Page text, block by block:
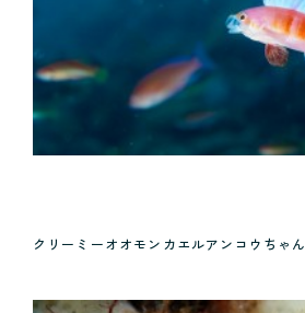
クリーミーオオモンカエルアンコウちゃん